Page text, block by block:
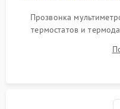
Прозвонка
термостатов и
модуля, реле, диодных
индукции). Проверка